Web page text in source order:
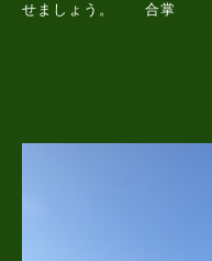
せましょう。 合掌